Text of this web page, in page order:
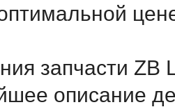
запчасти
описание